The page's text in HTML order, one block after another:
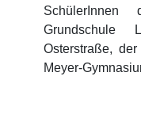
Grundschule
Osterstraße,
Meyer-